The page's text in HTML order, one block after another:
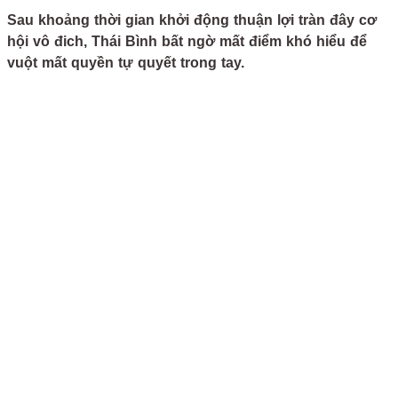
Sau khoảng thời gian khởi động thuận lợi tràn đây cơ
hội vô đich, Thái Bình bất ngờ mất điểm khó hiểu để
vuột mất quyền tự quyết trong tay.